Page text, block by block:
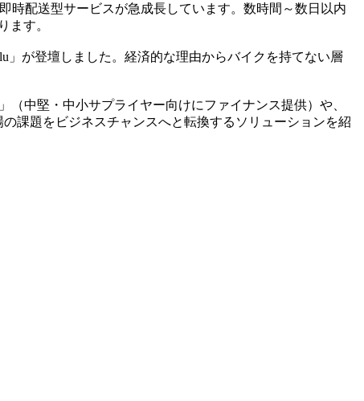
時配送型サービスが急成長しています。数時間～数日以内
ます。
」 が登壇しました。経済的な理由からバイクを持てない層
」（中堅・中小サプライヤー向けにファイナンス提供）や、
課題をビジネスチャンスへと転換するソリューションを紹